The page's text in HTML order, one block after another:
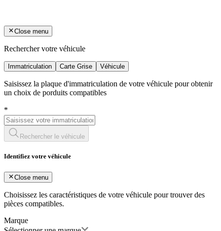
Close menu
Rechercher votre véhicule
Immatriculation Carte Grise Véhicule
Saisissez la plaque d'immatriculation de votre véhicule pour obtenir
un choix de porduits compatibles
*
Rechercher le véhicule
Identifiez votre véhicule
Close menu
Choisissez les caractéristiques de votre véhicule pour trouver des
pièces compatibles.
Marque